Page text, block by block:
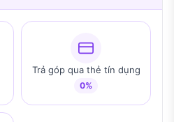
Trả góp qua thẻ tín dụng
0%